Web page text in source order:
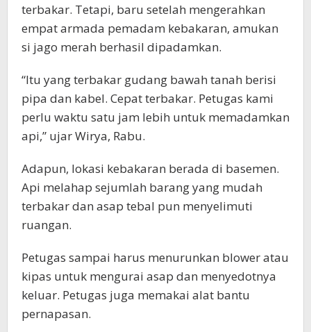
terbakar. Tetapi, baru setelah mengerahkan
empat armada pemadam kebakaran, amukan
si jago merah berhasil dipadamkan.
“Itu yang terbakar gudang bawah tanah berisi
pipa dan kabel. Cepat terbakar. Petugas kami
perlu waktu satu jam lebih untuk memadamkan
api,” ujar Wirya, Rabu.
Adapun, lokasi kebakaran berada di basemen.
Api melahap sejumlah barang yang mudah
terbakar dan asap tebal pun menyelimuti
ruangan.
Petugas sampai harus menurunkan blower atau
kipas untuk mengurai asap dan menyedotnya
keluar. Petugas juga memakai alat bantu
pernapasan.